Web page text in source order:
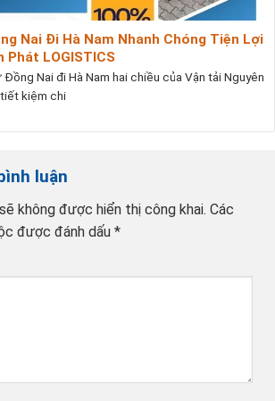
Nai Đi Hà Nam Nhanh Chóng Tiện Lợi
Phát LOGISTICS
Nai đi Hà Nam hai chiều của Vận tải Nguyên
kiệm chi
luận
không được hiển thị công khai. Các
được đánh dấu *